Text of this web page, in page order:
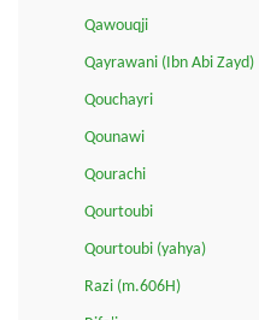
Qawouqji
Qayrawani (Ibn Abi Zayd)
Qouchayri
Qounawi
Qourachi
Qourtoubi
Qourtoubi (yahya)
Razi (m.606H)